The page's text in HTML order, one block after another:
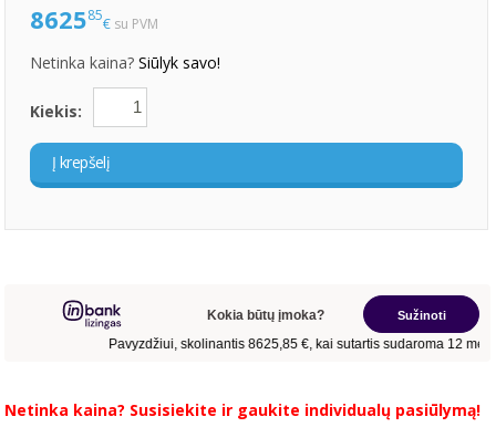
862585€ su PVM
Netinka kaina?Siūlyk savo!
Kiekis:
Į krepšelį
Netinka kaina? Susisiekite ir gaukite individualų pasiūlymą!